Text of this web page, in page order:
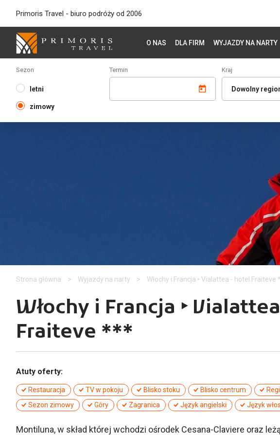
Primoris Travel - biuro podróży od 2006
O NAS DLA FIRM WYJAZDY NA NARTY
Sezon
letni
zimowy
Termin Kraj
Strona główna > Wyjazdy na narty > Włochy i Francja ‣ Vialattea - hotel Fraiteve
Włochy i Francja ‣
Fraiteve ***
Atuty oferty:
Restauracja TV w pokoju Blisko stoku Blisko centrum
Sezon zimowy
Góry Zagranica Język angielski Język
Montiluna, w skład której wchodzi ośrodek Cesana-Claviere oraz